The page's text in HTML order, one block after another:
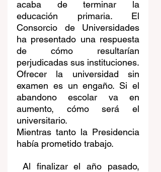
acaba de terminar la
educación primaria. El
Consorcio de Universidades
ha presentado una respuesta
de cómo resultarían
perjudicadas sus instituciones.
Ofrecer la universidad sin
examen es un engaño. Si el
abandono escolar va en
aumento, cómo será el
universitario.
Mientras tanto la Presidencia
había prometido trabajo.